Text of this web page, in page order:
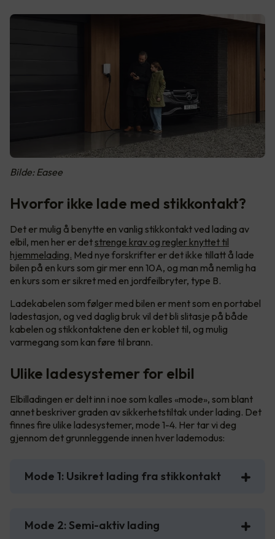
Bilde: Easee
Hvorfor ikke lade med stikkontakt?
Det er mulig å benytte en vanlig stikkontakt ved lading av
elbil, men her er detstrenge krav og regler knyttet til
hjemmelading. Med nye forskrifter er det ikke tillatt å lade
bilen på en kurs som gir mer enn 10A, og man må nemlig ha
en kurs som er sikret med en jordfeilbryter, type B.
Ladekabelen som følger med bilen er ment som en portabel
ladestasjon, og ved daglig bruk vil det bli slitasje på både
kabelen og stikkontaktene den er koblet til, og mulig
varmegang som kan føre til brann.
Ulike ladesystemer for elbil
Elbilladingen er delt inn i noe som kalles «mode», som blant
annet beskriver graden av sikkerhetstiltak under lading. Det
finnes fire ulike ladesystemer, mode 1-4. Her tar vi deg
gjennom det grunnleggende innen hver lademodus:
Mode 1: Usikret lading fra stikkontakt
Mode 2: Semi-aktiv lading